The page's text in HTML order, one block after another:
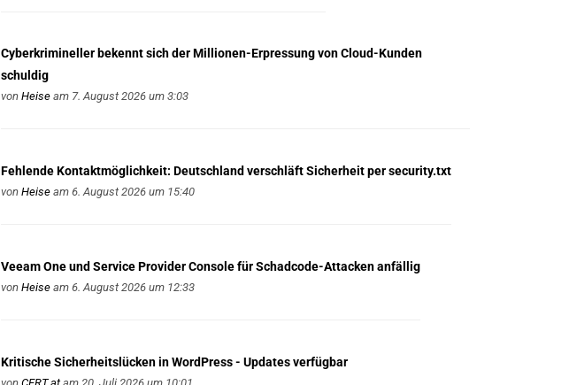
Cyberkrimineller bekennt sich der Millionen-Erpressung von Cloud-Kunden
schuldig
vonHeise am 7. August 2026 um 3:03
Fehlende Kontaktmöglichkeit: Deutschland verschläft Sicherheit per security.txt
vonHeise am 6. August 2026 um 15:40
Veeam One und Service Provider Console für Schadcode-Attacken anfällig
vonHeise am 6. August 2026 um 12:33
Kritische Sicherheitslücken in WordPress - Updates verfügbar